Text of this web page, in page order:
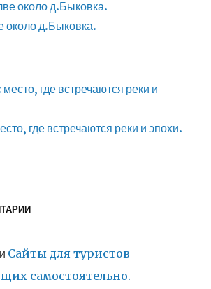
д.Быковка.
где встречаются реки и эпохи.
Сайты для туристов
самостоятельно.